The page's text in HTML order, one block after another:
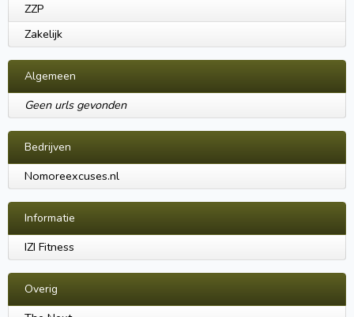
ZZP
Zakelijk
Algemeen
Geen urls gevonden
Bedrijven
Nomoreexcuses.nl
Informatie
IZI Fitness
Overig